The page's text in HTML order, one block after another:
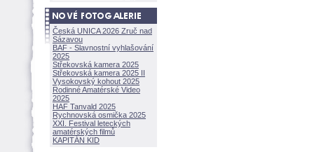
Česká UNICA 2026 Zruč nad
Sázavou
BAF - Slavnostní vyhlašování
2025
Střekovská kamera 2025
Střekovská kamera 2025 II
Vysokovský kohout 2025
Rodinné Amatérské Video
2025
HAF Tanvald 2025
Rychnovská osmička 2025
XXI. Festival leteckých
amatérských filmů
KAPITÁN KID